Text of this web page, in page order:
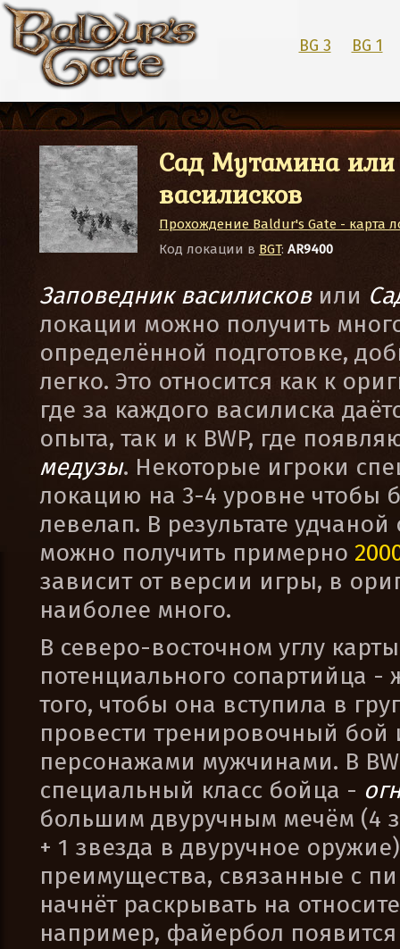
BG 3 BG 1
Сад Мутамина или
василисков
Прохождение Baldur's Gate - карта
Код локации в BGT: AR9400
Заповедник василисковили
локации можно получить
определённой подготовке,
легко. Это относится как к
где за каждого василиска
опыта, так и к BWP, где
медузы. Некоторые игроки
локацию на 3-4 уровне чтобы
левелап. В результате
можно получить примерно
зависит от версии игры, в
наиболее много.
В северо-восточном углу
потенциального сопартийца
того, чтобы она вступила в
провести тренировочный бой
персонажами мужчинами. В
специальный класс бойца -
большим двуручным мечём (4
+ 1 звезда в двуручное
преимущества, связанные с
начнёт раскрывать на
например, файербол появится